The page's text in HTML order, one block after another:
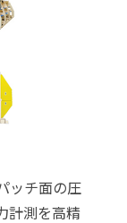
ッチ面の圧
計測を高精